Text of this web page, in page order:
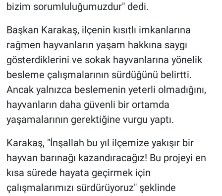
bizim sorumluluğumuzdur" dedi.
Başkan Karakaş, ilçenin kısıtlı imkanlarına
rağmen hayvanların yaşam hakkına saygı
gösterdiklerini ve sokak hayvanlarına yönelik
besleme çalışmalarının sürdüğünü belirtti.
Ancak yalnızca beslemenin yeterli olmadığını,
hayvanların daha güvenli bir ortamda
yaşamalarının gerektiğine vurgu yaptı.
Karakaş, "İnşallah bu yıl ilçemize yakışır bir
hayvan barınağı kazandıracağız! Bu projeyi en
kısa sürede hayata geçirmek için
çalışmalarımızı sürdürüyoruz" şeklinde